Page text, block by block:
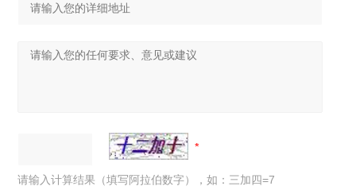
请输入计算结果（填写阿拉伯数字），如：三加四=7